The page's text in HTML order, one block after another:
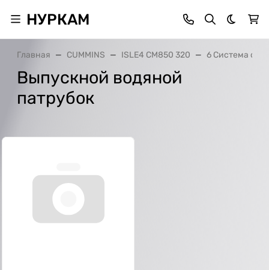
НУРКАМ Темная
Главная CUMMINS ISLE4 CM850 320 6 Система
Выпускной водяной
патрубок